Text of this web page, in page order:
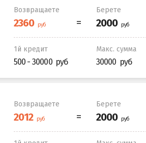
Возвращаете Берете
1й кредит
500 - 30000
Макс. сумма
30000
Возвращаете Берете